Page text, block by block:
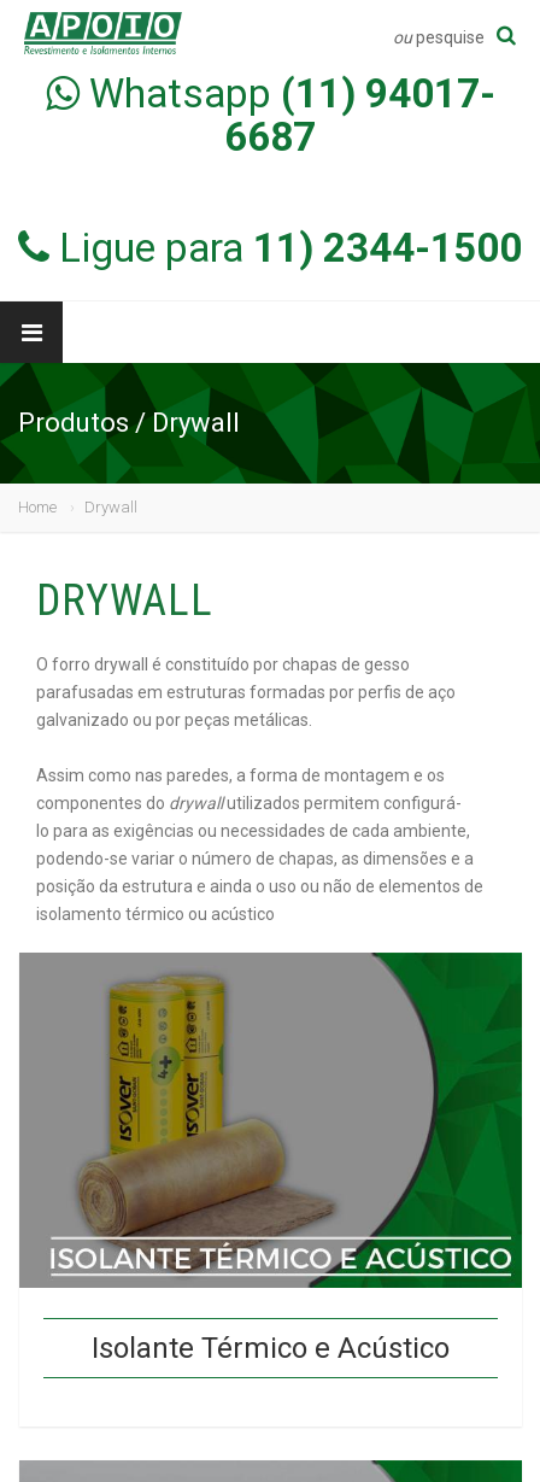
oupesquise
Whatsapp (11) 94017-
6687
Ligue para 11) 2344-1500
Produtos / Drywall
Home Drywall
DRYWALL
O forro drywall é constituído por chapas de gesso
parafusadas em estruturas formadas por perfis de aço
galvanizado ou por peças metálicas.
Assim como nas paredes, a forma de montagem e os
componentes do drywallutilizados permitem configurá-
lo para as exigências ou necessidades de cada ambiente,
podendo-se variar o número de chapas, as dimensões e a
posição da estrutura e ainda o uso ou não de elementos de
isolamento térmico ou acústico
Isolante Térmico e Acústico